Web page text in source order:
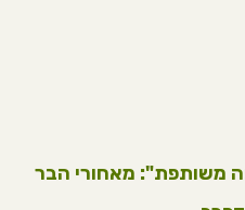
משותפת": מאחורי הבר